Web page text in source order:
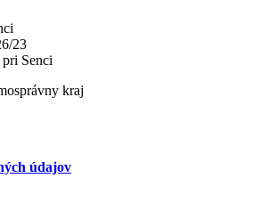
23
Senci
kraj
údajov